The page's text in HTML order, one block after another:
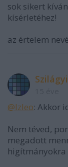
sok sikert
kísérletéhez!
az értelem
@lzleo: Akkor
Nem téved,
megadott
higítmányokra